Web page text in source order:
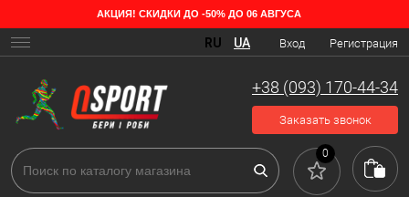
АКЦИЯ! СКИДКИ ДО -50% ДО 06 АВГУСА
Вход Регистрация
RU UA
+38 (093) 170-44-34
Заказать звонок
0